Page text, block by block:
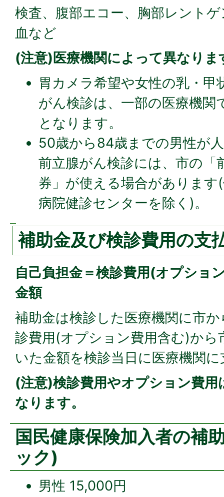
検査、腹部エコー、胸部レント
血など
(注意)医療機関によって異なりま
胃カメラ希望や女性の乳・甲
がん検診は、一部の医療機
となります。
50歳から84歳までの男性が
前立腺がん検診には、市の「
券」が使える場合があります
病院健診センターを除く)。
補助金及び検診費用の支
自己負担金＝検診費用(オプショ
金額
補助金は検診した医療機関に市
診費用(オプション費用含む)から
いた金額を検診当日に医療機関
(注意)検診費用やオプション費
なります。
国民健康保険加入者の補
ック)
男性 15,000円